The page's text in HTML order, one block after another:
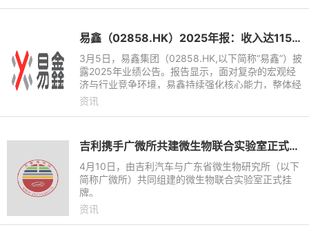
易鑫（02858.HK）2025年报：收入达115.6亿元，净利润近12亿
3月5日，易鑫集团（02858.HK,以下简称“易鑫”）披
露2025年业绩公告。报告显示，面对复杂的宏观经
济与行业竞争环境，易鑫持续强化核心能力，整体经
营表现稳健。期内，公司实现总收入115.6亿元（人
资讯
吉利携手广微所共建微生物联合实验室正式挂牌
4月10日，由吉利汽车与广东省微生物研究所（以下
简称广微所）共同组建的微生物联合实验室正式挂
牌。
资讯